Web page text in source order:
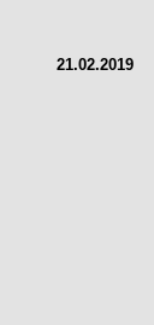
21.02.2019